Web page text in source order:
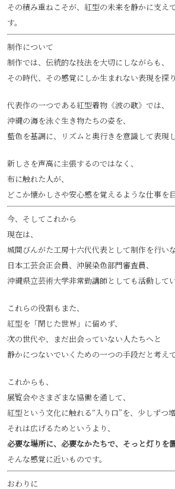
その積み重ねこそが、紅型の未来を静かに支え
す。
制作について
制作では、伝統的な技法を大切にしながらも、
その時代、その感覚にしか生まれない表現を探
代表作の一つである紅型着物《波の歌》では、
沖縄の海を泳ぐ生き物たちの姿を、
藍色を基調に、リズムと奥行きを意識して表現し
新しさを声高に主張するのではなく、
布に触れた人が、
どこか懐かしさや安心感を覚えるような仕事を
今、そしてこれから
現在は、
城間びんがた工房十六代代表として制作を行いな
日本工芸会正会員、沖展染色部門審査員、
沖縄県立芸術大学非常勤講師としても活動してい
これらの役割もまた、
紅型を「閉じた世界」に留めず、
次の世代や、まだ出会っていない人たちへと
静かにつないでいくための一つの手段だと考えて
これからも、
展覧会やさまざまな協働を通して、
紅型という文化に触れる“入り口”を、少しずつ
それは広げるためというより、
必要な場所に、必要なかたちで、そっと灯りを
そんな感覚に近いものです。
おわりに